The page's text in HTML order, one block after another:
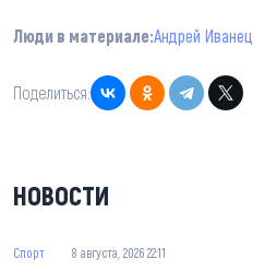
Люди в материале:Андрей Иванец
Поделиться:
НОВОСТИ
Спорт 8 августа, 2026 22:11